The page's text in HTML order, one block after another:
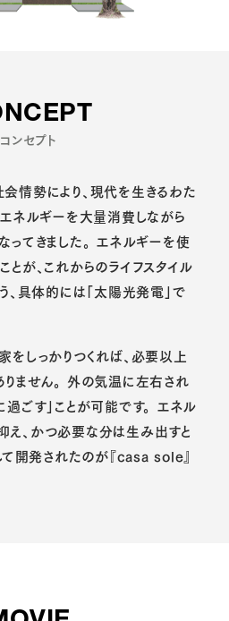
コンセプト
情勢により、現代を生きるわた
ネルギーを大量消費しながら
てきました。 エネルギーを使
とが、これからのライフスタイル
、具体的には「太陽光発電」で
をしっかりつくれば、必要以上
ません。 外の気温に左右され
ごす」ことが可能です。 エネル
、かつ必要な分は生み出すと
て開発されたのが『casa sole』